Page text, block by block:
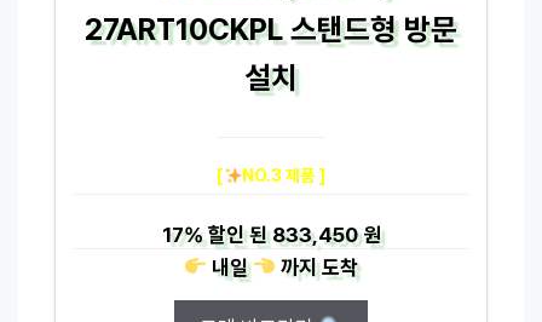
27ART10CKPL 스탠드형 방문
설치
[ NO.3 제품 ]
17%할인 된833,450 원
내일
까지도착